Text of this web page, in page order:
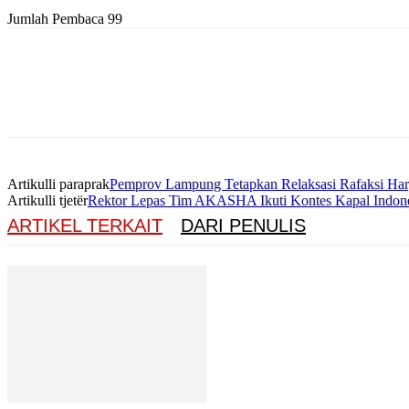
Jumlah Pembaca 99
Artikulli paraprakPemprov Lampung Tetapkan Relaksasi Rafaksi
Artikulli tjetërRektor Lepas Tim AKASHA Ikuti Kontes Kapal
ARTIKEL TERKAIT DARI PENULIS